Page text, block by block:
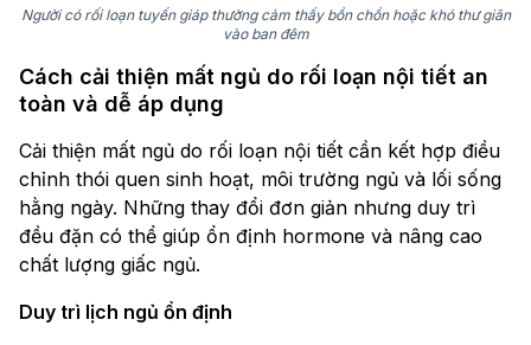
Người có rối loạn tuyến giáp thường cảm thấy bồn chồn hoặc khó thư giãn
vào ban đêm
Cách cải thiện mất ngủ do rối loạn nội tiết an
toàn và dễ áp dụng
Cải thiện mất ngủ do rối loạn nội tiết cần kết hợp điều
chỉnh thói quen sinh hoạt, môi trường ngủ và lối sống
hằng ngày. Những thay đổi đơn giản nhưng duy trì
đều đặn có thể giúp ổn định hormone và nâng cao
chất lượng giấc ngủ.
Duy trì lịch ngủ ổn định